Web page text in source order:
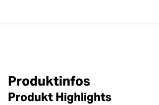
Produktinfos
Produkt Highlights